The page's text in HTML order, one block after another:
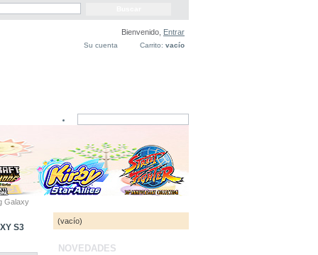
Bienvenido, Entrar
Carrito: vacío
Su cuenta
Galaxy
S3
(vacío)
NOVEDADES